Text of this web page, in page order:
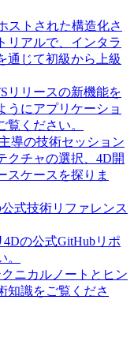
ストされた構造化さ
リアルで、インタラ
通じて初級から上級
リリースの新機能を
うにアプリケーショ
覧ください。
導の技術セッション
クチャの選択、4D開
スケースを探りま
式技術リファレンス
4Dの公式GitHubリポ
クニカルノートとヒン
知識をご覧くださ